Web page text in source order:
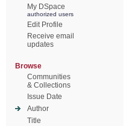
My DSpace
authorized users
Edit Profile
Receive email
updates
Browse
Communities
& Collections
Issue Date
Author
Title